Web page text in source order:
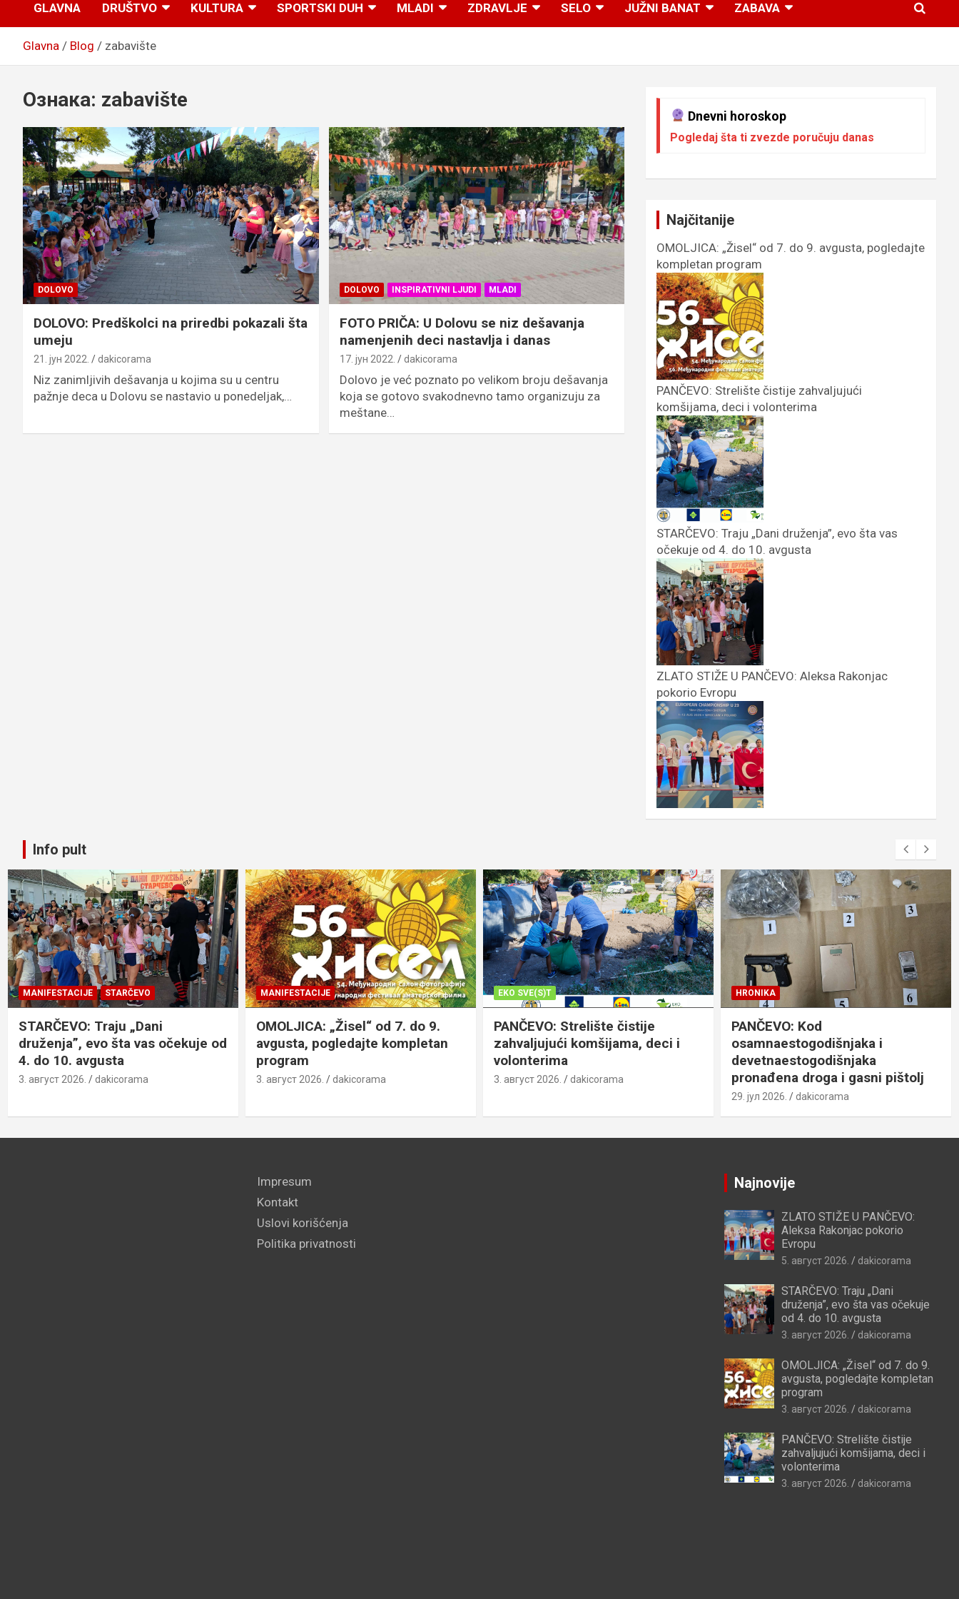
GLAVNA DRUŠTVO KULTURA SPORTSKI DUH MLADI ZDRAVLJE SELO JUŽNI BANAT ZABAVA
Glavna Blog zabavište
Ознака: zabavište
DOLOVO
DOLOVO: Predškolci na priredbi pokazali šta
umeju
21. јун 2022. dakicorama
Niz zanimljivih dešavanja u kojima su u centru
pažnje deca u Dolovu se nastavio u ponedeljak,…
DOLOVO INSPIRATIVNI LJUDI MLADI
FOTO PRIČA: U Dolovu se niz dešavanja
namenjenih deci nastavlja i danas
17. јун 2022. dakicorama
Dolovo je već poznato po velikom broju dešavanja
koja se gotovo svakodnevno tamo organizuju za
meštane…
Dnevni horoskop
Pogledaj šta ti zvezde poručuju danas
Najčitanije
OMOLJICA: „Žisel“ od 7. do 9. avgusta, pogledajte
kompletan program
PANČEVO: Strelište čistije zahvaljujući
komšijama, deci i volonterima
STARČEVO: Traju „Dani druženja”, evo šta vas
očekuje od 4. do 10. avgusta
ZLATO STIŽE U PANČEVO: Aleksa Rakonjac
pokorio Evropu
Info pult
MANIFESTACIJE STARČEVO
STARČEVO: Traju „Dani
druženja”, evo šta vas očekuje od
4. do 10. avgusta
3. август 2026. dakicorama
MANIFESTACIJE
OMOLJICA: „Žisel“ od 7. do 9.
avgusta, pogledajte kompletan
program
3. август 2026. dakicorama
EKO SVE(S)T
PANČEVO: Strelište čistije
zahvaljujući komšijama, deci i
volonterima
3. август 2026. dakicorama
HRONIKA
PANČEVO: Kod
osamnaestogodišnjaka i
devetnaestogodišnjaka
pronađena droga i gasni pištolj
29. јул 2026. dakicorama
Impresum
Kontakt
Uslovi korišćenja
Politika privatnosti
Najnovije
ZLATO STIŽE U PANČEVO:
Aleksa Rakonjac pokorio
Evropu
5. август 2026. dakicorama
STARČEVO: Traju „Dani
druženja”, evo šta vas očekuje
od 4. do 10. avgusta
3. август 2026. dakicorama
OMOLJICA: „Žisel“ od 7. do 9.
avgusta, pogledajte kompletan
program
3. август 2026. dakicorama
PANČEVO: Strelište čistije
zahvaljujući komšijama, deci i
volonterima
3. август 2026. dakicorama